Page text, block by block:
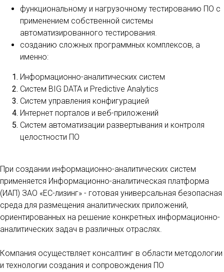
функциональному и нагрузочному тестированию ПО с
применением собственной системы
автоматизированного тестирования.
созданию сложных программных комплексов, а
именно:
Информационно-аналитических систем
Систем BIG DATA и Predictive Analytics
Систем управления конфигурацией
Интернет порталов и веб-приложений
Систем автоматизации развертывания и контроля
целостности ПО
При создании информационно-аналитических систем
применяется Информационно-аналитическая платформа
(ИАП) ЗАО «ЕС-лизинг» - готовая универсальная безопасная
среда для размещения аналитических приложений,
ориентированных на решение конкретных информационно-
аналитических задач в различных отраслях.
Компания осуществляет консалтинг в области методологии
и технологии создания и сопровождения ПО